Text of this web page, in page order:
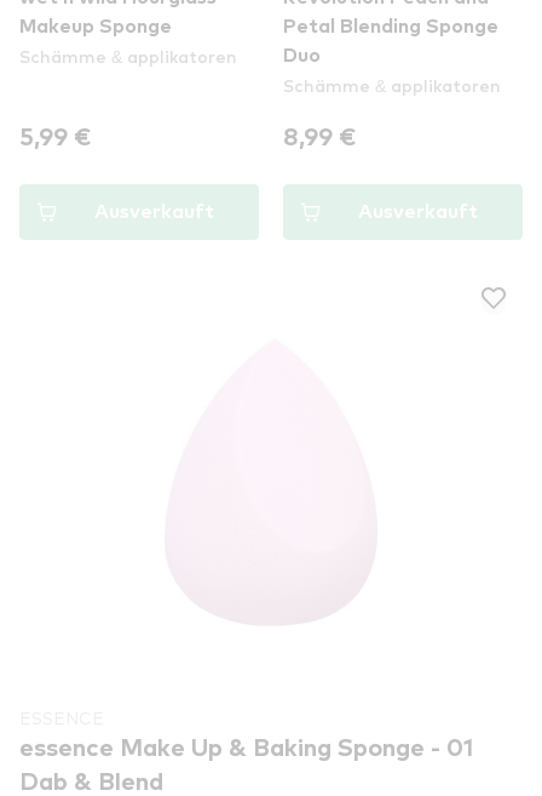
Makeup Sponge
Schämme & applikatoren
5,99 €
Ausverkauft
Petal Blending Sponge
Duo
Schämme & applikatoren
8,99 €
Ausverkauft
essence Make Up & Baking Sponge - 01
Dab & Blend